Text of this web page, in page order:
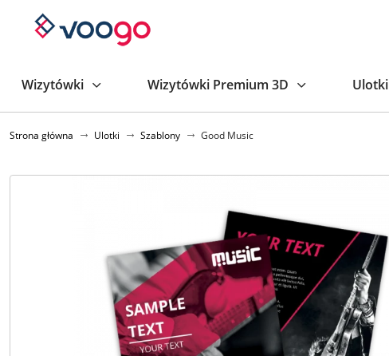
Wizytówki Wizytówki Premium 3D Ulotki
Strona główna Ulotki Szablony Good Music